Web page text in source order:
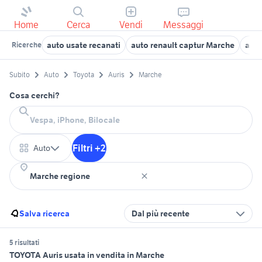
Home Cerca Vendi Messaggi
Ricerche auto usate recanati auto renault captur Marche
Subito Auto Toyota Auris Marche
Cosa cerchi?
Auto Filtri +2
Salva ricerca Dal più recente
5 risultati
TOYOTA Auris usata in vendita in Marche